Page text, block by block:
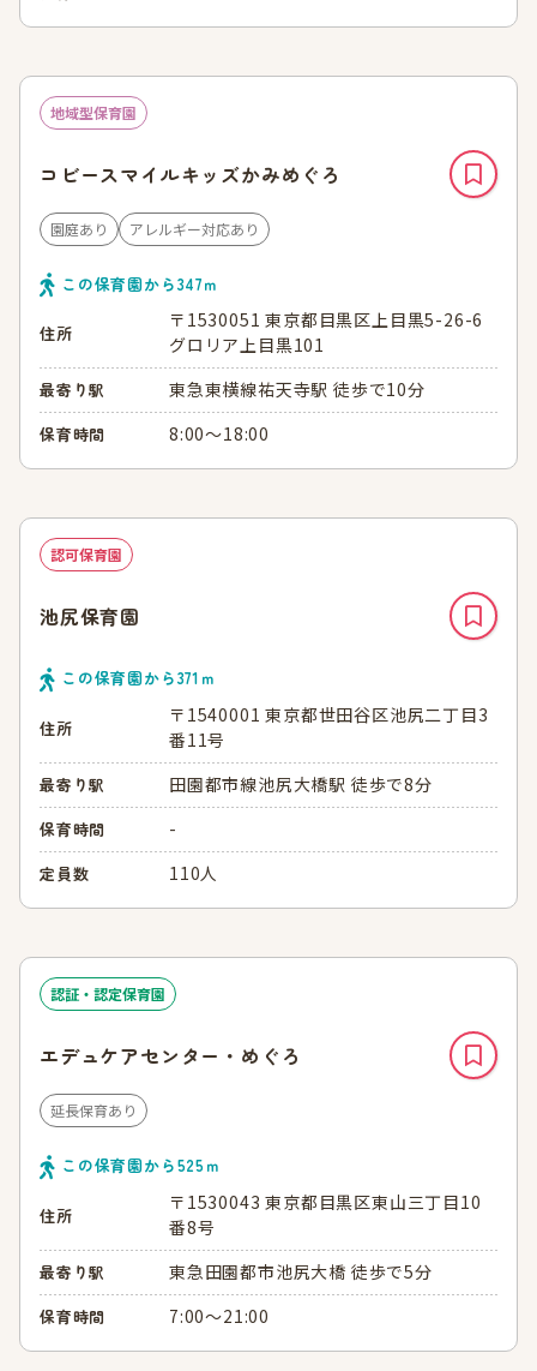
地域型保育園
コビースマイルキッズかみめぐろ
園庭あり アレルギー対応あり
この保育園から347ｍ
住所
〒1530051 東京都目黒区上目黒5-26-6
グロリア上目黒101
最寄り駅 東急東横線祐天寺駅 徒歩で10分
保育時間 8:00～18:00
認可保育園
池尻保育園
この保育園から371 ｍ
住所
〒1540001 東京都世田谷区池尻二丁目3
番11号
最寄り駅 田園都市線池尻大橋駅 徒歩で8分
保育時間 -
定員数 110人
認証・認定保育園
エデュケアセンター・めぐろ
延長保育あり
この保育園から525ｍ
住所
〒1530043 東京都目黒区東山三丁目10
番8号
最寄り駅 東急田園都市池尻大橋 徒歩で5分
保育時間 7:00～21:00